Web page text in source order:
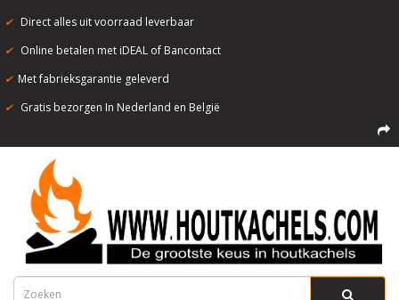
✔ Direct alles uit voorraad leverbaar
✔ Online betalen met iDEAL of Bancontact
✔ Met fabrieksgarantie geleverd
✔ Gratis bezorgen In Nederland en België